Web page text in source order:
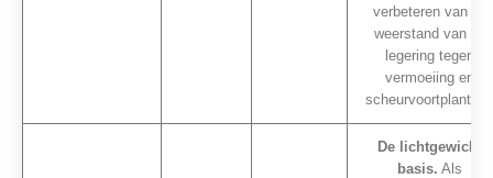
verbeteren van de
weerstand van de
legering tegen
vermoeiing en
scheurvoortplanting.
De lichtgewicht
basis. Als